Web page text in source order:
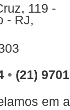
119 -
- RJ,
• (21)
em